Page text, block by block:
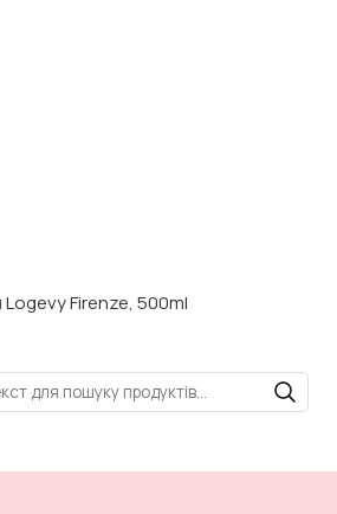
Logevy Firenze, 500ml